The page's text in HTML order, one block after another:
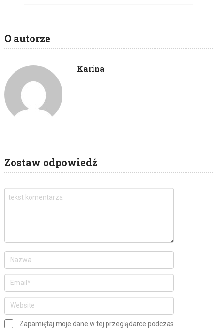
O autorze
Karina
Zostaw odpowiedź
Zapamiętaj moje dane w tej przeglądarce podczas